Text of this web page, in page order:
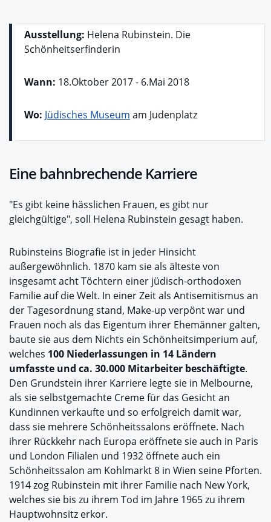
Ausstellung: Helena Rubinstein. Die
Schönheitserfinderin
Wann: 18.Oktober 2017 - 6.Mai 2018
Wo: Jüdisches Museum am Judenplatz
Eine bahnbrechende Karriere
"Es gibt keine hässlichen Frauen, es gibt nur
gleichgültige", soll Helena Rubinstein gesagt haben.
Rubinsteins Biografie ist in jeder Hinsicht
außergewöhnlich. 1870 kam sie als älteste von
insgesamt acht Töchtern einer jüdisch-orthodoxen
Familie auf die Welt. In einer Zeit als Antisemitismus an
der Tagesordnung stand, Make-up verpönt war und
Frauen noch als das Eigentum ihrer Ehemänner galten,
baute sie aus dem Nichts ein Schönheitsimperium auf,
welches 100 Niederlassungen in 14 Ländern
umfasste und ca. 30.000 Mitarbeiter beschäftigte.
Den Grundstein ihrer Karriere legte sie in Melbourne,
als sie selbstgemachte Creme für das Gesicht an
Kundinnen verkaufte und so erfolgreich damit war,
dass sie mehrere Schönheitssalons eröffnete. Nach
ihrer Rückkehr nach Europa eröffnete sie auch in Paris
und London Filialen und 1932 öffnete auch ein
Schönheitssalon am Kohlmarkt 8 in Wien seine Pforten.
1914 zog Rubinstein mit ihrer Familie nach New York,
welches sie bis zu ihrem Tod im Jahre 1965 zu ihrem
Hauptwohnsitz erkor.